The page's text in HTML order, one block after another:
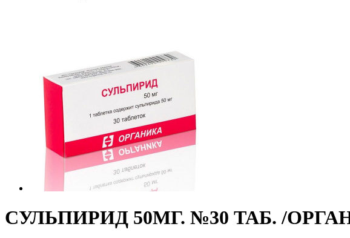
СУЛЬПИРИД 50МГ. №30 ТАБ. /